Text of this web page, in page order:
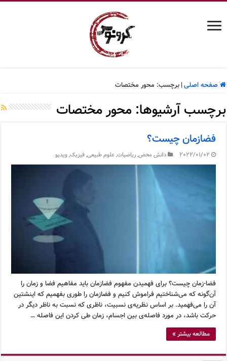
صفحه اصلی| برچسب: محور مختصات
برچسب آرشیوها:محور مختصات
فضازمان چیست؟
2022/01/02 دانش محض,ریاضیات,علوم طبیعی,فیزیک,ویدیو
فضا-زمان چیست؟ برای فهمیدن مفهوم فضازمان باید مفاهیم فضا و زمان را
آن‌گونه که می‌شناختیم فراموش کنیم و فضازمان را طوری بفهمیم که اینشتین
آن را می‌فهمید. بر اساس نظریه‌ی نسبیت، ناظری که نسبت به ناظر دیگر در
حرکت باشد، در مورد فاصله‌ی بین اجسام، زمان طی کردن این فاصله …
مطالعه بیشتر »